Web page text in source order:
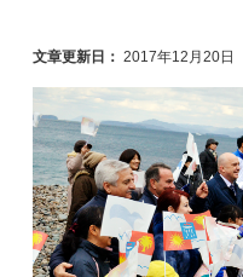
文章更新日： 2017年12月20日